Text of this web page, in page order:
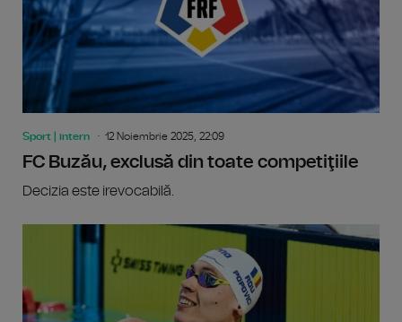
Sport | intern 12 Noiembrie 2025, 22:09
FC Buzău, exclusă din toate competiţiile
Decizia este irevocabilă.